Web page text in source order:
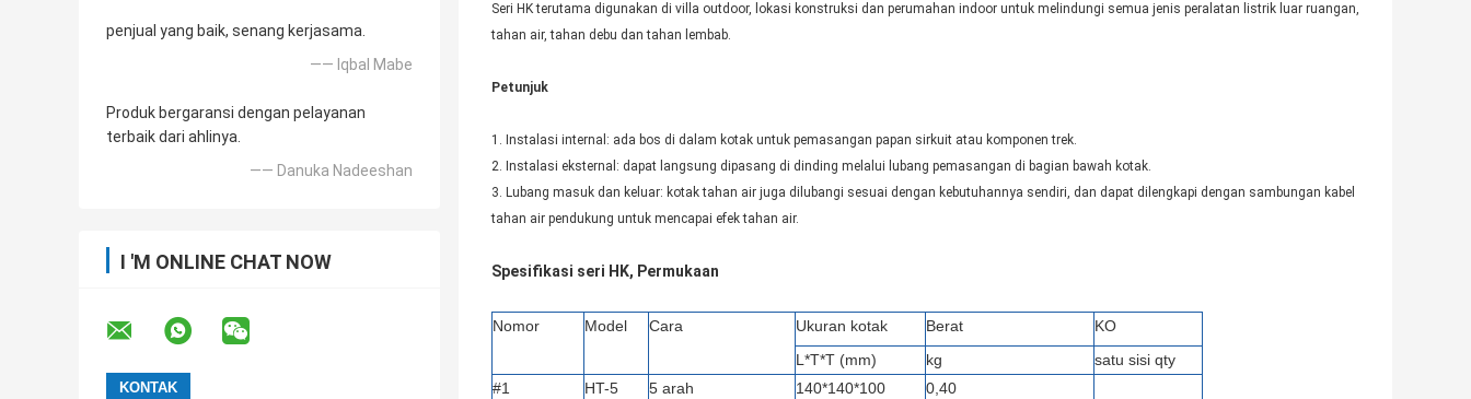
penjual yang baik, senang kerjasama.
—— Iqbal Mabe
Produk bergaransi dengan pelayanan
terbaik dari ahlinya.
—— Danuka Nadeeshan
I 'M ONLINE CHAT NOW
Seri HK terutama digunakan di villa outdoor, lokasi konstruksi dan perumahan indoor untuk melindungi semua jenis peralatan listrik luar ruangan,
tahan air, tahan debu dan tahan lembab.
Petunjuk
1. Instalasi internal: ada bos di dalam kotak untuk pemasangan papan sirkuit atau komponen trek.
2. Instalasi eksternal: dapat langsung dipasang di dinding melalui lubang pemasangan di bagian bawah kotak.
3. Lubang masuk dan keluar: kotak tahan air juga dilubangi sesuai dengan kebutuhannya sendiri, dan dapat dilengkapi dengan sambungan kabel
tahan air pendukung untuk mencapai efek tahan air.
Spesifikasi seri HK, Permukaan
Nomor Model Cara Ukuran kotak Berat
KO
L*T*T (mm)
kg
satu sisi qty
#1
HT-5 5 arah 140*140*100
0,40